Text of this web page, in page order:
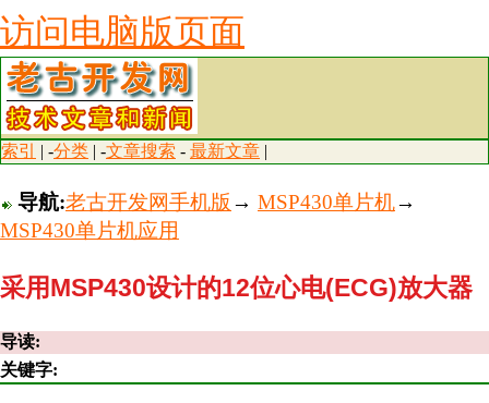
访问电脑版页面
索引 | -分类 | -文章搜索 - 最新文章 |
导航:老古开发网手机版 → MSP430单片机→
MSP430单片机应用
采用MSP430设计的12位心电(ECG)放大器
导读:
关键字: